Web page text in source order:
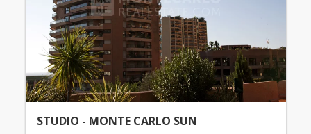
STUDIO - MONTE CARLO SUN